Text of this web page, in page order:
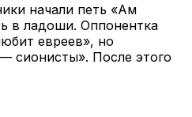
начали петь «Ам
в ладоши. Оппонентка
евреев», но
сионисты». После этого